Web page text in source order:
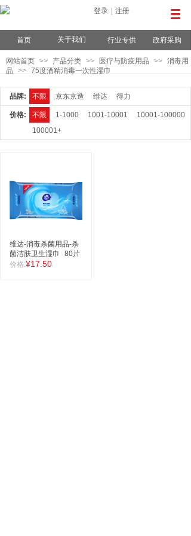
登录 注册
首页 关于我们 行业专供 政府采购
网站首页 >> 产品分类 >> 医疗与防疫用品 >> 消毒用
品
>> 75度酒精消毒一次性湿巾
品牌: 不限 京东京造 维达 得力
价格: 不限 1-1000 1001-10001
10001-100000
100001+
维达-消毒杀菌用品-杀
菌洁肤卫生湿巾
80片
价格:¥17.50